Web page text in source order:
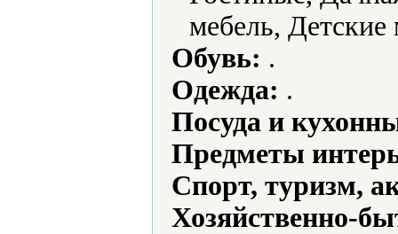
мебель, Детские
Обувь: .
Одежда: .
Посуда и
Предметы
Спорт, туризм,
Хозяйственно-